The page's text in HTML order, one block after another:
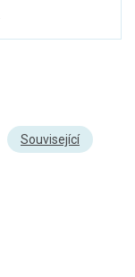
Související